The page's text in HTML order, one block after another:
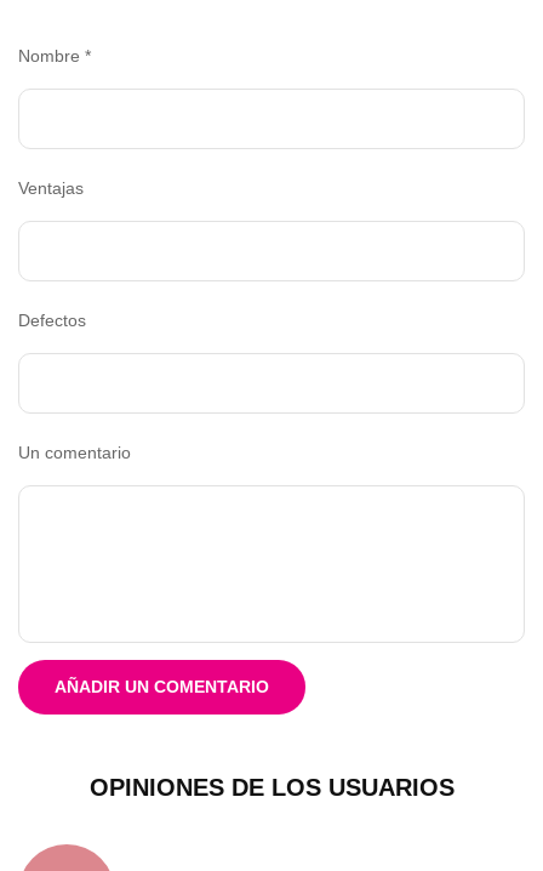
Nombre *
Ventajas
Defectos
Un comentario
AÑADIR UN COMENTARIO
OPINIONES DE LOS USUARIOS